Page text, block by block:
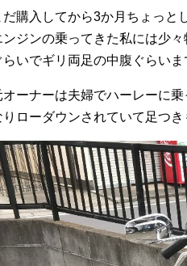
だ購入してから3か月ちょっと
ンジンの乗ってきた私には少
らいでギリ両足の中腹ぐらいま
オーナーは夫婦でハーレーに
りローダウンされていて足つ